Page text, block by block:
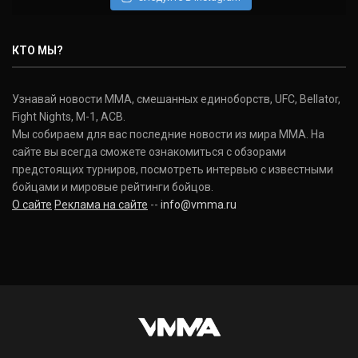
Donald Cerrone
(36-15-0, 1)
Исраэль Адесанья
Israel Adesanya
(19-0-0, 0)
КТО МЫ?
Узнавай новости ММА, смешанных единоборств, UFC, Bellator,
Fight Nights, M-1, ACB.
Мы собираем для вас последние новости из мира ММА. На
сайте вы всегда сможете ознакомиться с обзорами
предстоящих турниров, посмотреть интервью с известными
бойцами и мировые рейтинги бойцов.
О сайте Реклама на сайте -- info@vmma.ru